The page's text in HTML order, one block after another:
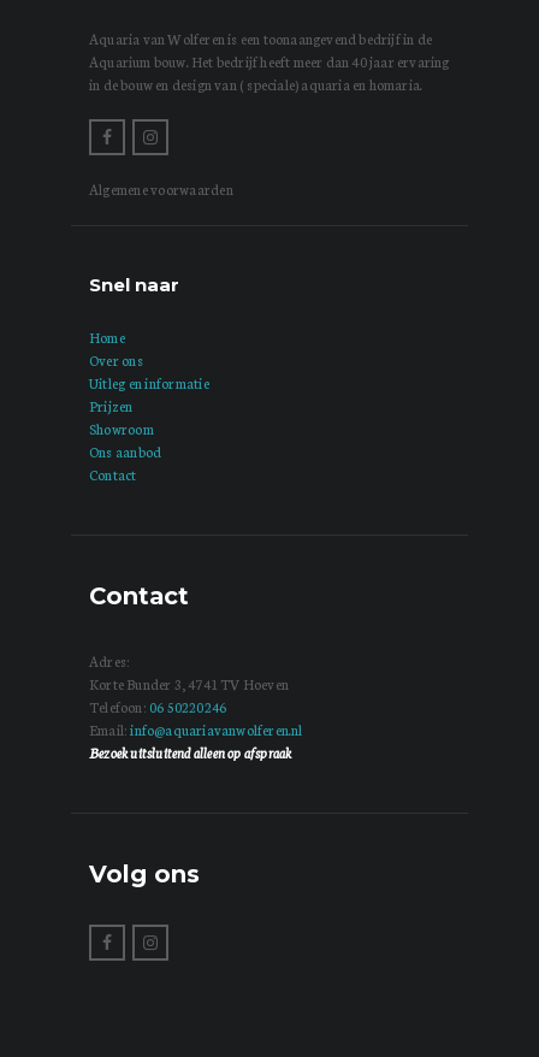
Aquaria van Wolferen is een toonaangevend bedrijf in de
Aquarium bouw. Het bedrijf heeft meer dan 40 jaar ervaring
in de bouw en design van ( speciale) aquaria en homaria.
Algemene voorwaarden
Snel naar
Home
Over ons
Uitleg en informatie
Prijzen
Showroom
Ons aanbod
Contact
Contact
Adres:
Korte Bunder 3, 4741 TV Hoeven
Telefoon: 06 50220246
Email:info@aquariavanwolferen.nl
Bezoek uitsluitend alleen op afspraak
Volg ons